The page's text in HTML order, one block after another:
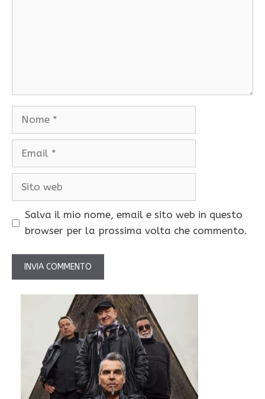
Nome
Email
Sito
Salva il mio nome, email e sito web in questo
browser per la prossima volta che commento.